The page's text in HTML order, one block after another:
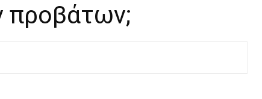
προβάτων;